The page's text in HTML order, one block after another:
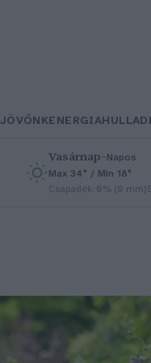
JÖVŐNKENERGIA
Vasárnap–Napos
Max 34° / Min 18°
Csapadék: 0% (0 mm)